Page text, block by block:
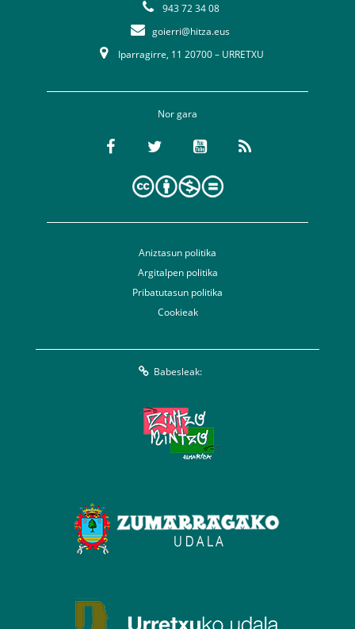
943 72 34 08
goierri@hitza.eus
Iparragirre, 11 20700 – URRETXU
Nor gara
Aniztasun politika
Argitalpen politika
Pribatutasun politika
Cookieak
Babesleak: